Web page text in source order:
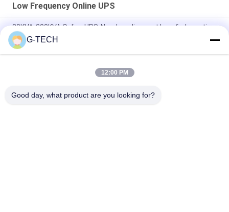
Low Frequency Online UPS
20KVA-200KVA Online UPS-Noodvoeding met lage frekwentie
Drie Fasen Online UPS Met lage frekwentie met Hoge
Efficiënte DSP-Spaander
Online UPS In drie stadia met lage frekwentie, Online Dubbele
G-TECH
12:00 PM
Good day, what product are you looking for?